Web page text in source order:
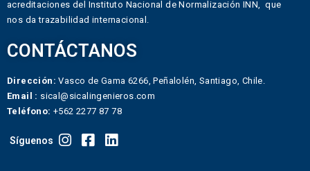
acreditaciones del Instituto Nacional de Normalización INN, que
nos da trazabilidad internacional.
CONTÁCTANOS
Dirección:Vasco de Gama 6266, Peñalolén, Santiago, Chile.
Email : sical@sicalingenieros.com
Teléfono: +562 2277 87 78
Síguenos